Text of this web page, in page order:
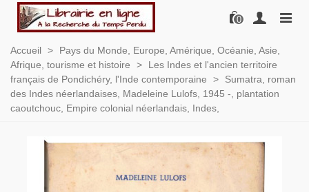
0
Accueil >
Pays du Monde, Europe, Amérique, Océanie, Asie,
Afrique, tourisme et histoire
>
Les Indes et l'ancien territoire
français de Pondichéry, l'Inde contemporaine
>
Sumatra, roman
des Indes néerlandaises, Madeleine Lulofs, 1945 -, plantation
caoutchouc, Empire colonial néerlandais, Indes,